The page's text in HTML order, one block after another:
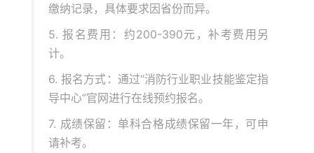
缴纳记录，具体要求因省份而异。
5. 报名费用：约200-390元，补考费用另
计。
6. 报名方式：通过“消防行业职业技能鉴定指
导中心”官网进行在线预约报名。
7. 成绩保留：单科合格成绩保留一年，可申
请补考。